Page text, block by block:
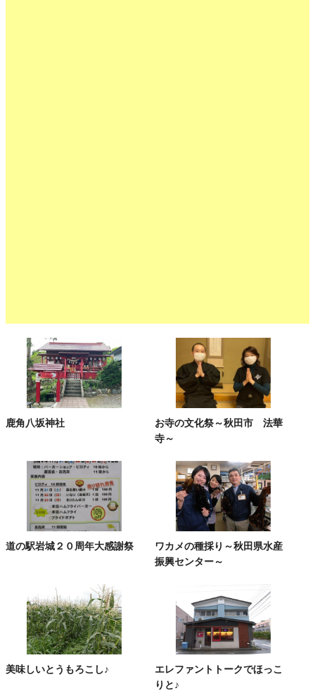
鹿角八坂神社
お寺の文化祭～秋田市 法華
寺～
道の駅岩城２０周年大感謝祭
ワカメの種採り～秋田県水産
振興センター～
美味しいとうもろこし♪
エレファントトークでほっこ
りと♪